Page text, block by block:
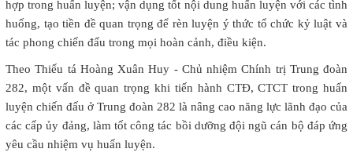
hợp trong huấn luyện; vận dụng tốt nội dung huấn luyện với các tình
huống, tạo tiền đề quan trọng để rèn luyện ý thức tổ chức kỷ luật và
tác phong chiến đấu trong mọi hoàn cảnh, điều kiện.
Theo Thiếu tá Hoàng Xuân Huy - Chủ nhiệm Chính trị Trung đoàn
282, một vấn đề quan trọng khi tiến hành CTĐ, CTCT trong huấn
luyện chiến đấu ở Trung đoàn 282 là nâng cao năng lực lãnh đạo của
các cấp ủy đảng, làm tốt công tác bồi dưỡng đội ngũ cán bộ đáp ứng
yêu cầu nhiệm vụ huấn luyện.